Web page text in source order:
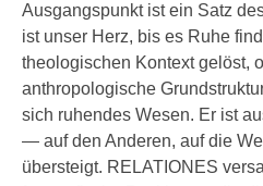
Ausgangspunkt ist ein Satz
ist unser Herz, bis es Ruhe
theologischen Kontext gelöst,
anthropologische
sich ruhendes Wesen. Er ist
— auf den Anderen, auf die
übersteigt. RELATIONES